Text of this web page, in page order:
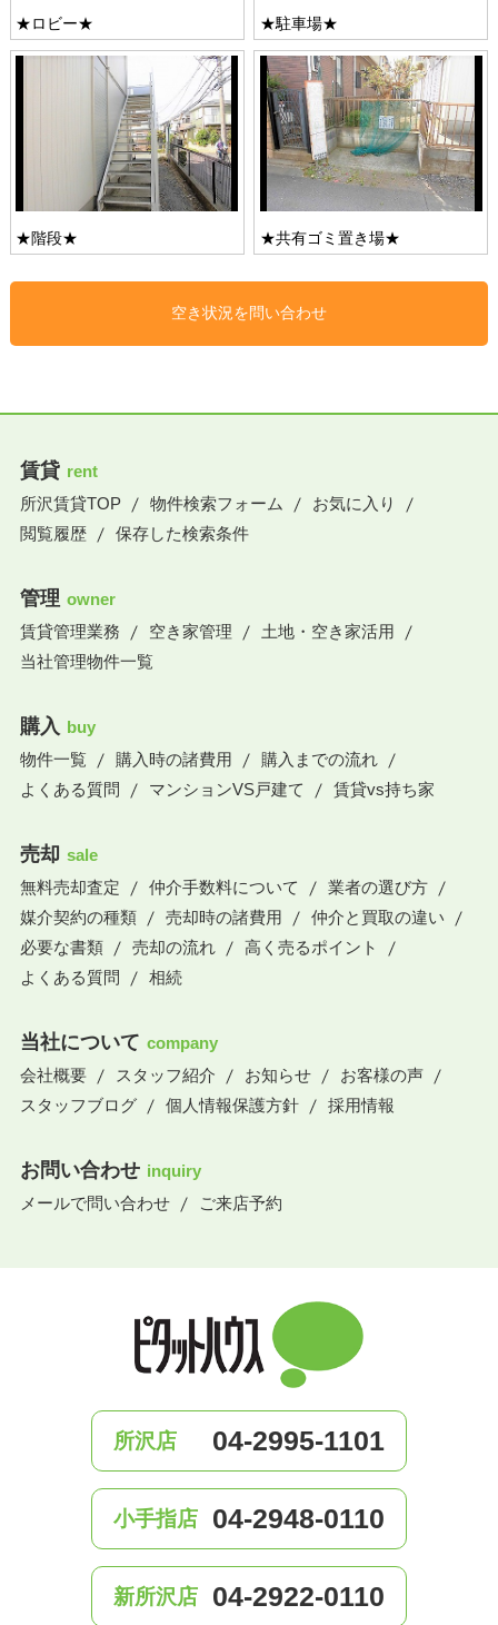
★ロビー★ ★駐車場★
★階段★ ★共有ゴミ置き場★
空き状況を問い合わせ
賃貸 rent
所沢賃貸TOP
物件検索フォーム
お気に入り
閲覧履歴
保存した検索条件
管理 owner
賃貸管理業務
空き家管理
土地・空き家活用
当社管理物件一覧
購入 buy
物件一覧
購入時の諸費用
購入までの流れ
よくある質問
マンションVS戸建て 賃貸vs持ち家
売却 sale
無料売却査定
仲介手数料について
業者の選び方
媒介契約の種類
売却時の諸費用
仲介と買取の違い
必要な書類
売却の流れ
高く売るポイント
よくある質問
相続
当社について company
会社概要
スタッフ紹介 お知らせ
お客様の声
スタッフブログ
個人情報保護方針 採用情報
お問い合わせ inquiry
メールで問い合わせ
ご来店予約
所沢店 04-2995-1101
小手指店 04-2948-0110
新所沢店 04-2922-0110